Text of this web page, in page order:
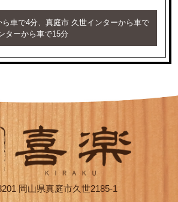
ら車で4分、真庭市 久世インターから車で
ターから車で15分
岡山県真庭市久世2185-1